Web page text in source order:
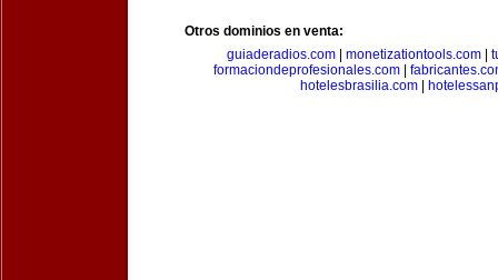
Otros dominios en venta:
guiaderadios.com| monetizationtools.com|
formaciondeprofesionales.com
hotelesbrasilia.com